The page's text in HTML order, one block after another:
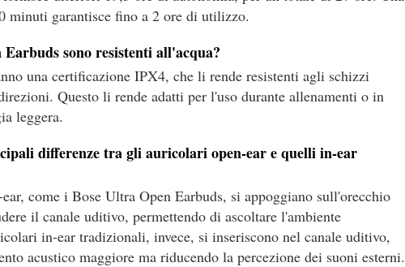
minuti garantisce fino a 2 ore di utilizzo.
sono resistenti all'acqua?
una certificazione IPX4, che li rende resistenti agli schizzi
Questo li rende adatti per l'uso durante allenamenti o in
leggera.
differenze tra gli auricolari open-ear e quelli in-ear
come i Bose Ultra Open Earbuds, si appoggiano sull'orecchio
il canale uditivo, permettendo di ascoltare l'ambiente
in-ear tradizionali, invece, si inseriscono nel canale uditivo,
acustico maggiore ma riducendo la percezione dei suoni esterni.